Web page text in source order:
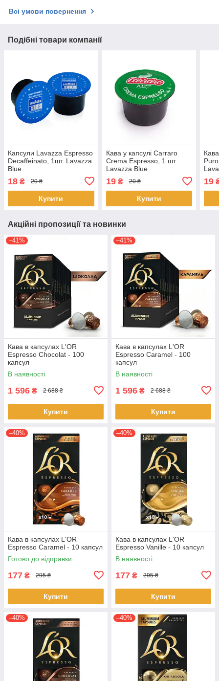
Всі умови повернення
Подібні товари компанії
Капсули Lavazza Espresso
Decaffeinato, 1шт. Lavazza
Blue
18 ₴ 20 ₴
Купити
Кава у капсулі Carraro
Crema Espresso, 1 шт.
Lavazza Blue
19₴ 20 ₴
Купити
19
Акційні пропозиції та новинки
–41%
Кава в капсулах L'OR
Espresso Chocolat - 100
капсул
В наявності
1 596 ₴ 2 688 ₴
Купити
–41%
Кава в капсулах L'OR
Espresso Caramel - 100
капсул
В наявності
1 596 ₴ 2 688 ₴
Купити
–40%
Кава в капсулах L'OR
Espresso Caramel - 10 капсул
Готово до відправки
177 ₴ 295 ₴
Купити
–40%
Кава в капсулах L'OR
Espresso Vanille - 10 капсул
В наявності
177 ₴ 295 ₴
Купити
–40% –40%